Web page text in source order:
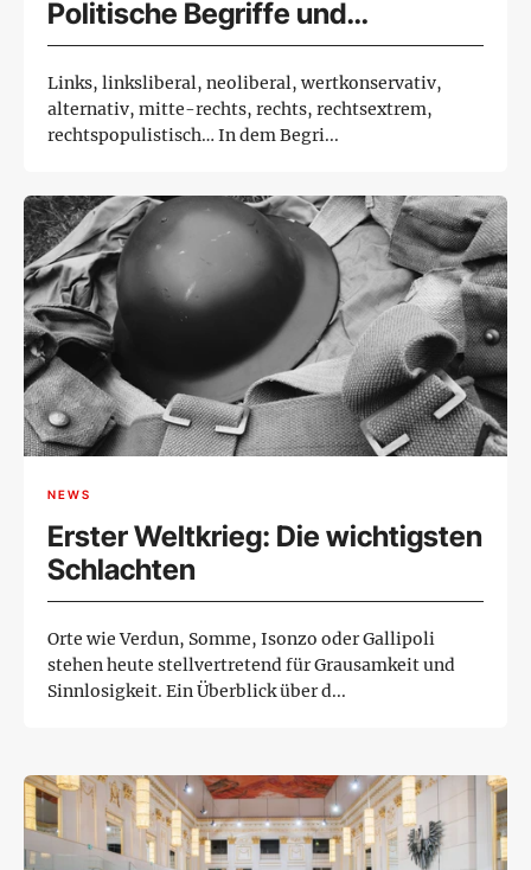
Politische Begriffe und
Richtungen einfach erklärt
Links, linksliberal, neoliberal, wertkonservativ,
alternativ, mitte-rechts, rechts, rechtsextrem,
rechtspopulistisch… In dem Begri...
NEWS
Erster Weltkrieg: Die wichtigsten
Schlachten
Orte wie Verdun, Somme, Isonzo oder Gallipoli
stehen heute stellvertretend für Grausamkeit und
Sinnlosigkeit. Ein Überblick über d...